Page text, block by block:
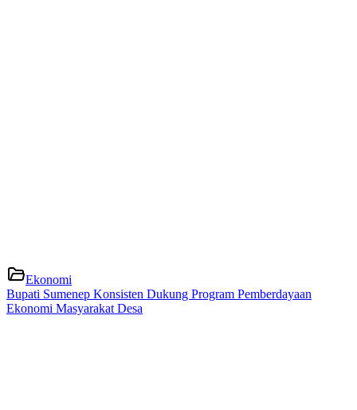
Ekonomi
Bupati Sumenep Konsisten Dukung Program Pemberdayaan
Ekonomi Masyarakat Desa